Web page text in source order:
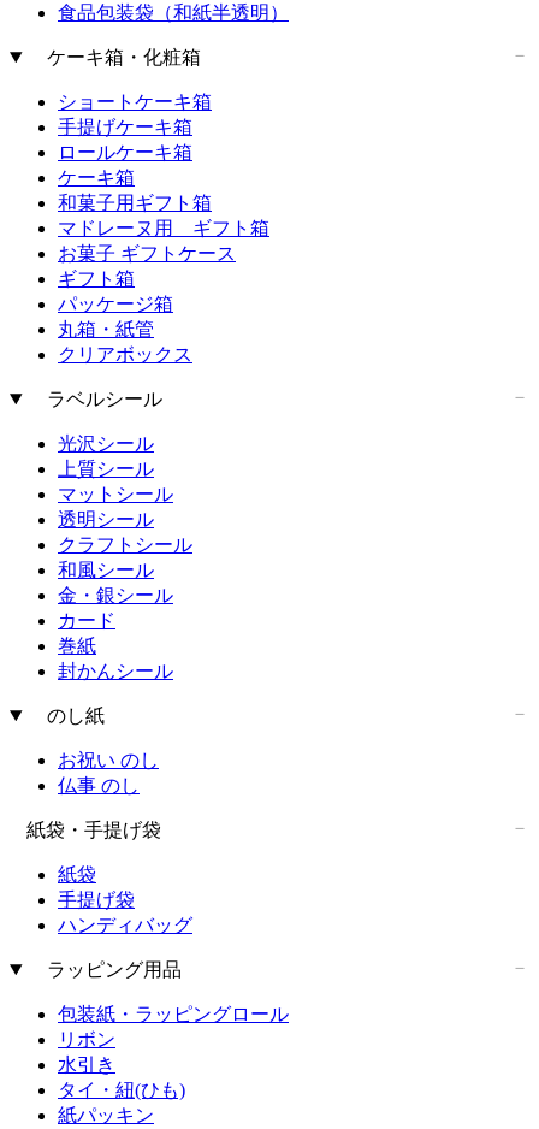
食品包装袋（和紙半透明）
ケーキ箱・化粧箱
ショートケーキ箱
手提げケーキ箱
ロールケーキ箱
ケーキ箱
和菓子用ギフト箱
マドレーヌ用 ギフト箱
お菓子 ギフトケース
ギフト箱
パッケージ箱
丸箱・紙管
クリアボックス
ラベルシール
光沢シール
上質シール
マットシール
透明シール
クラフトシール
和風シール
金・銀シール
カード
巻紙
封かんシール
のし紙
お祝い のし
仏事 のし
紙袋・手提げ袋
紙袋
手提げ袋
ハンディバッグ
ラッピング用品
包装紙・ラッピングロール
リボン
水引き
タイ・紐(ひも)
紙パッキン